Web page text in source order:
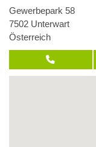
Gewerbepark 58
7502 Unterwart
Österreich